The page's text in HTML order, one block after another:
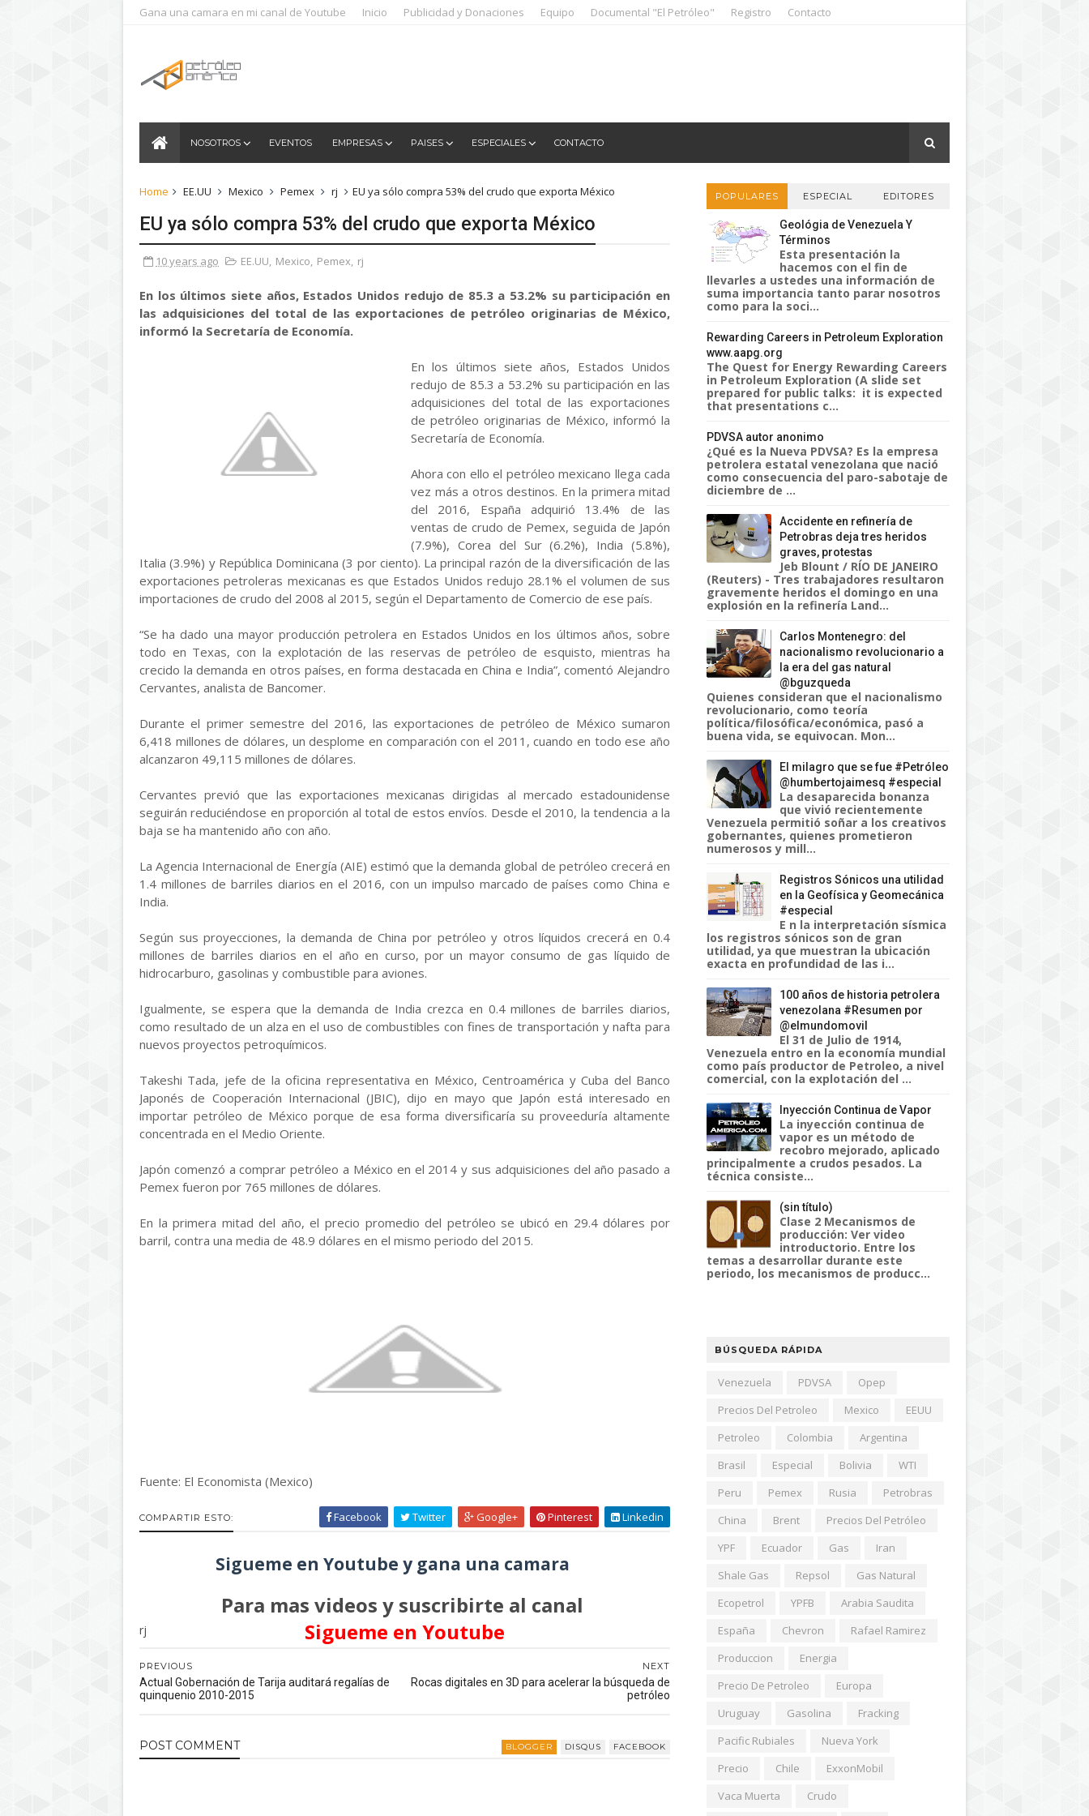
Gana una camara en mi canal de Youtube Inicio Publicidad y Donaciones Equipo Documental "El Petróleo" Registro Contacto
NOSOTROS EVENTOS EMPRESAS PAISES ESPECIALES CONTACTO
Home EE.UU Mexico Pemex rj EU ya sólo compra 53% del crudo que exporta México
EU ya sólo compra 53% del crudo que exporta México
10 years ago EE.UU, Mexico, Pemex, rj
En los últimos siete años, Estados Unidos redujo de 85.3 a 53.2% su participación en
las adquisiciones del total de las exportaciones de petróleo originarias de México,
informó la Secretaría de Economía.
En los últimos siete años, Estados Unidos
redujo de 85.3 a 53.2% su participación en las
adquisiciones del total de las exportaciones
de petróleo originarias de México, informó la
Secretaría de Economía.
Ahora con ello el petróleo mexicano llega cada
vez más a otros destinos. En la primera mitad
del 2016, España adquirió 13.4% de las
ventas de crudo de Pemex, seguida de Japón
(7.9%), Corea del Sur (6.2%), India (5.8%),
Italia (3.9%) y República Dominicana (3 por ciento). La principal razón de la diversificación de las
exportaciones petroleras mexicanas es que Estados Unidos redujo 28.1% el volumen de sus
importaciones de crudo del 2008 al 2015, según el Departamento de Comercio de ese país.
“Se ha dado una mayor producción petrolera en Estados Unidos en los últimos años, sobre
todo en Texas, con la explotación de las reservas de petróleo de esquisto, mientras ha
crecido la demanda en otros países, en forma destacada en China e India”, comentó Alejandro
Cervantes, analista de Bancomer.
Durante el primer semestre del 2016, las exportaciones de petróleo de México sumaron
6,418 millones de dólares, un desplome en comparación con el 2011, cuando en todo ese año
alcanzaron 49,115 millones de dólares.
Cervantes previó que las exportaciones mexicanas dirigidas al mercado estadounidense
seguirán reduciéndose en proporción al total de estos envíos. Desde el 2010, la tendencia a la
baja se ha mantenido año con año.
La Agencia Internacional de Energía (AIE) estimó que la demanda global de petróleo crecerá en
1.4 millones de barriles diarios en el 2016, con un impulso marcado de países como China e
India.
Según sus proyecciones, la demanda de China por petróleo y otros líquidos crecerá en 0.4
millones de barriles diarios en el año en curso, por un mayor consumo de gas líquido de
hidrocarburo, gasolinas y combustible para aviones.
Igualmente, se espera que la demanda de India crezca en 0.4 millones de barriles diarios,
como resultado de un alza en el uso de combustibles con fines de transportación y nafta para
nuevos proyectos petroquímicos.
Takeshi Tada, jefe de la oficina representativa en México, Centroamérica y Cuba del Banco
Japonés de Cooperación Internacional (JBIC), dijo en mayo que Japón está interesado en
importar petróleo de México porque de esa forma diversificaría su proveeduría altamente
concentrada en el Medio Oriente.
Japón comenzó a comprar petróleo a México en el 2014 y sus adquisiciones del año pasado a
Pemex fueron por 765 millones de dólares.
En la primera mitad del año, el precio promedio del petróleo se ubicó en 29.4 dólares por
barril, contra una media de 48.9 dólares en el mismo periodo del 2015.
Fuente: El Economista (Mexico)
COMPARTIR ESTO: Facebook Twitter Google+ Pinterest Linkedin
Sigueme en Youtube y gana una camara
Para mas videos y suscribirte al canal
Sigueme en Youtube
rj
NEXT
Rocas digitales en 3D para acelerar la búsqueda de
petróleo
PREVIOUS
Actual Gobernación de Tarija auditará regalías de
quinquenio 2010-2015
POST COMMENT BLOGGER DISQUS FACEBOOK
POPULARES ESPECIAL EDITORES
Geológia de Venezuela Y
Términos
Esta presentación la
hacemos con el fin de
llevarles a ustedes una información de
suma importancia tanto parar nosotros
como para la soci...
Rewarding Careers in Petroleum Exploration
www.aapg.org
The Quest for Energy Rewarding Careers
in Petroleum Exploration (A slide set
prepared for public talks: it is expected
that presentations c...
PDVSA autor anonimo
¿Qué es la Nueva PDVSA? Es la empresa
petrolera estatal venezolana que nació
como consecuencia del paro-sabotaje de
diciembre de ...
Accidente en refinería de
Petrobras deja tres heridos
graves, protestas
Jeb Blount / RÍO DE JANEIRO
(Reuters) - Tres trabajadores resultaron
gravemente heridos el domingo en una
explosión en la refinería Land...
Carlos Montenegro: del
nacionalismo revolucionario a
la era del gas natural
@bguzqueda
Quienes consideran que el nacionalismo
revolucionario, como teoría
política/filosófica/económica, pasó a
buena vida, se equivocan. Mon...
El milagro que se fue #Petróleo
@humbertojaimesq #especial
La desaparecida bonanza
que vivió recientemente
Venezuela permitió soñar a los creativos
gobernantes, quienes prometieron
numerosos y mill...
Registros Sónicos una utilidad
en la Geofísica y Geomecánica
#especial
E n la interpretación sísmica
los registros sónicos son de gran
utilidad, ya que muestran la ubicación
exacta en profundidad de las i...
100 años de historia petrolera
venezolana #Resumen por
@elmundomovil
El 31 de Julio de 1914,
Venezuela entro en la economía mundial
como país productor de Petroleo, a nivel
comercial, con la explotación del ...
Inyección Continua de Vapor
La inyección continua de
vapor es un método de
recobro mejorado, aplicado
principalmente a crudos pesados. La
técnica consiste...
(sin título)
Clase 2 Mecanismos de
producción: Ver video
introductorio. Entre los
temas a desarrollar durante este
periodo, los mecanismos de producc...
BÚSQUEDA RÁPIDA
Venezuela PDVSA
Opep
Precios Del Petroleo
Mexico
EEUU
Petroleo
Colombia
Argentina
Brasil
Especial Bolivia
WTI
Peru
Pemex Rusia
Petrobras
China
Brent
Precios Del Petróleo
YPF
Ecuador Gas
Iran
Shale Gas
Repsol
Gas Natural
Ecopetrol
YPFB
Arabia Saudita
España
Chevron
Rafael Ramirez
Produccion
Energia
Precio De Petroleo
Europa
Uruguay
Gasolina
Fracking
Pacific Rubiales
Nueva York
Precio
Chile
ExxonMobil
Vaca Muerta
Crudo